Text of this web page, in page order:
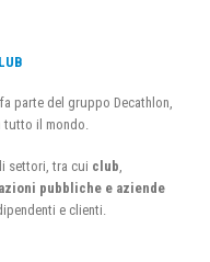
parte del gruppo Decathlon,
tutto il mondo.
settori, tra cui club
pubbliche e aziende
e clienti.